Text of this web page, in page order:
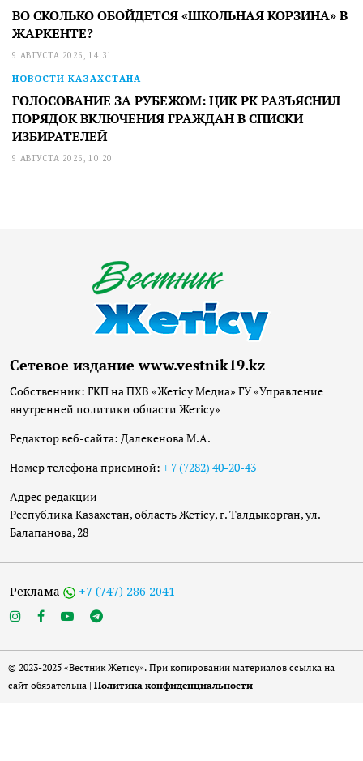
ВО СКОЛЬКО ОБОЙДЕТСЯ «ШКОЛЬНАЯ КОРЗИНА» В
ЖАРКЕНТЕ?
9 АВГУСТА 2026, 14:31
НОВОСТИ КАЗАХСТАНА
ГОЛОСОВАНИЕ ЗА РУБЕЖОМ: ЦИК РК РАЗЪЯСНИЛ
ПОРЯДОК ВКЛЮЧЕНИЯ ГРАЖДАН В СПИСКИ
ИЗБИРАТЕЛЕЙ
9 АВГУСТА 2026, 10:20
Сетевое издание www.vestnik19.kz
Собственник: ГКП на ПХВ «Жетісу Медиа» ГУ «Управление
внутренней политики области Жетісу»
Редактор веб-сайта: Далекенова М.А.
Номер телефона приёмной: + 7 (7282) 40-20-43
Адрес редакции
Республика Казахстан, область Жетісу, г. Талдыкорган, ул.
Балапанова, 28
Реклама +7 (747) 286 2041
© 2023-2025 «Вестник Жетісу». При копировании материалов ссылка на
сайт обязательна | Политика конфиденциальности